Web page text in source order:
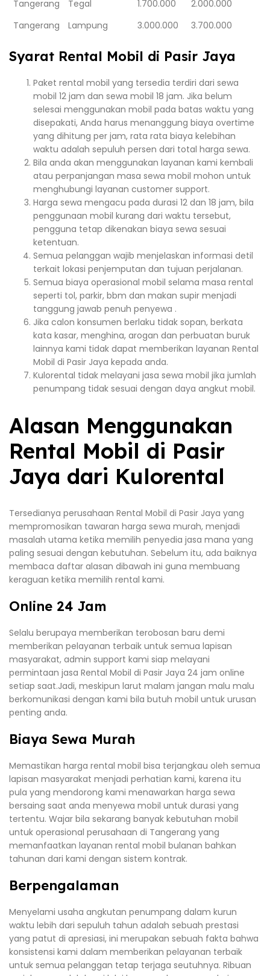
Tangerang
Tegal 1.700.000
2.000.000
Tangerang
Lampung 3.000.000 3.700.000
Syarat Rental Mobil di Pasir Jaya
Paket rental mobil yang tersedia terdiri dari sewa
mobil 12 jam dan sewa mobil 18 jam. Jika belum
selesai menggunakan mobil pada batas waktu yang
disepakati, Anda harus menanggung biaya overtime
yang dihitung per jam, rata rata biaya kelebihan
waktu adalah sepuluh persen dari total harga sewa.
Bila anda akan menggunakan layanan kami kembali
atau perpanjangan masa sewa mobil mohon untuk
menghubungi layanan customer support.
Harga sewa mengacu pada durasi 12 dan 18 jam, bila
penggunaan mobil kurang dari waktu tersebut,
pengguna tetap dikenakan biaya sewa sesuai
ketentuan.
Semua pelanggan wajib menjelaskan informasi detil
terkait lokasi penjemputan dan tujuan perjalanan.
Semua biaya operasional mobil selama masa rental
seperti tol, parkir, bbm dan makan supir menjadi
tanggung jawab penuh penyewa .
Jika calon konsumen berlaku tidak sopan, berkata
kata kasar, menghina, arogan dan perbuatan buruk
lainnya kami tidak dapat memberikan layanan Rental
Mobil di Pasir Jaya kepada anda.
Kulorental tidak melayani jasa sewa mobil jika jumlah
penumpang tidak sesuai dengan daya angkut mobil.
Alasan Menggunakan
Rental Mobil di Pasir
Jaya dari Kulorental
Tersedianya perusahaan Rental Mobil di Pasir Jaya yang
mempromosikan tawaran harga sewa murah, menjadi
masalah utama ketika memilih penyedia jasa mana yang
paling sesuai dengan kebutuhan. Sebelum itu, ada baiknya
membaca daftar alasan dibawah ini guna membuang
keraguan ketika memilih rental kami.
Online 24 Jam
Selalu berupaya memberikan terobosan baru demi
memberikan pelayanan terbaik untuk semua lapisan
masyarakat, admin support kami siap melayani
permintaan jasa Rental Mobil di Pasir Jaya 24 jam online
setiap saat.Jadi, meskipun larut malam jangan malu malu
berkomunikasi dengan kami bila butuh mobil untuk urusan
penting anda.
Biaya Sewa Murah
Memastikan harga rental mobil bisa terjangkau oleh semua
lapisan masyarakat menjadi perhatian kami, karena itu
pula yang mendorong kami menawarkan harga sewa
bersaing saat anda menyewa mobil untuk durasi yang
tertentu. Wajar bila sekarang banyak kebutuhan mobil
untuk operasional perusahaan di Tangerang yang
memanfaatkan layanan rental mobil bulanan bahkan
tahunan dari kami dengan sistem kontrak.
Berpengalaman
Menyelami usaha angkutan penumpang dalam kurun
waktu lebih dari sepuluh tahun adalah sebuah prestasi
yang patut di apresiasi, ini merupakan sebuah fakta bahwa
konsistensi kami dalam memberikan pelayanan terbaik
untuk semua pelanggan tetap terjaga seutuhnya. Ribuan